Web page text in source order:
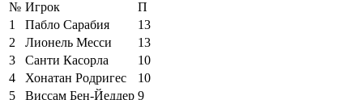
№ Игрок
П
1
Пабло Сарабия
13
2
Лионель Месси
13
3
Санти Касорла
10
4
Хонатан Родригес
10
5
Виссам Бен-Йеддер 9